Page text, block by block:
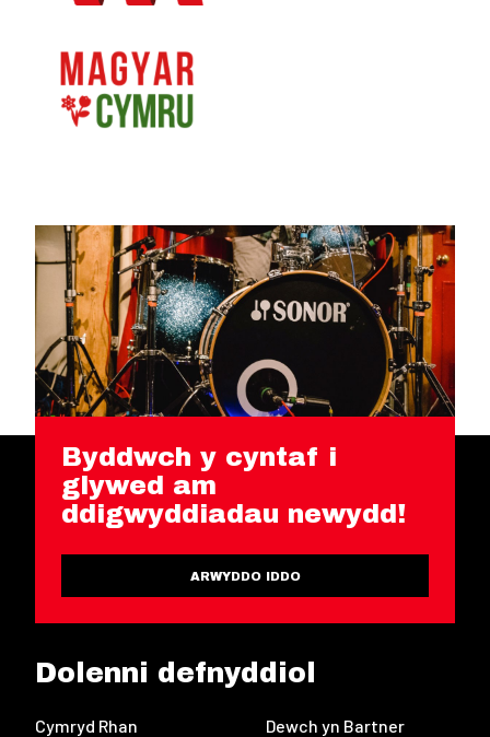
Byddwch y cyntaf i
glywed am
ddigwyddiadau newydd!
ARWYDDO IDDO
Dolenni defnyddiol
Cymryd Rhan Dewch yn Bartner